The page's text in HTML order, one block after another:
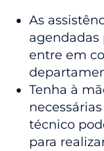
As
agendadas
entre em
Tenha à
técnico
para